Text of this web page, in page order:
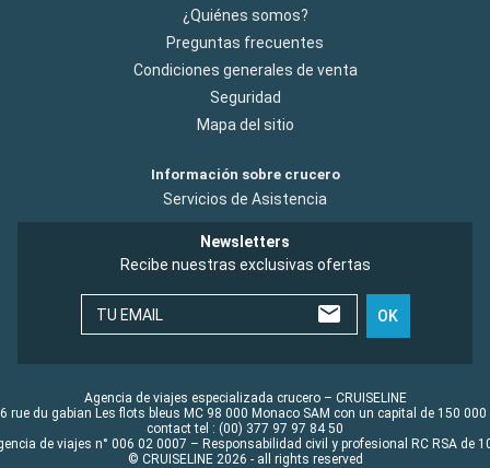
¿Quiénes somos?
Preguntas frecuentes
Condiciones generales de venta
Seguridad
Mapa del sitio
Información sobre crucero
Servicios de Asistencia
Newsletters
Recibe nuestras exclusivas ofertas
TU EMAIL OK
Agencia de viajes especializada crucero – CRUISELINE
rue du gabian Les flots bleus MC 98 000 Monaco SAM con un capital de 150 000
contact tel : (00) 377 97 97 84 50
de viajes n° 006 02 0007 – Responsabilidad civil y profesional RC RSA de
© CRUISELINE 2026 - all rights reserved